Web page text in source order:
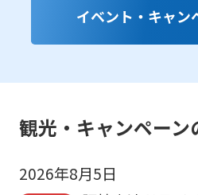
イベント・キャン
観光・キャンペーン
2026年8月5日